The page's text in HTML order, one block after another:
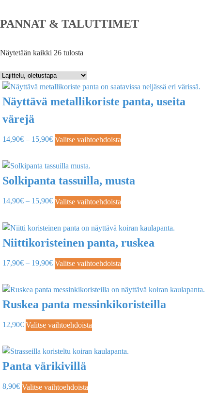
PANNAT & TALUTTIMET
Näytetään kaikki 26 tulosta
Näyttävä metallikoriste panta, useita
värejä
14,90€ – 15,90€ Valitse vaihtoehdoista
Solkipanta tassuilla, musta
14,90€ – 15,90€ Valitse vaihtoehdoista
Niittikoristeinen panta, ruskea
17,90€ – 19,90€ Valitse vaihtoehdoista
Ruskea panta messinkikoristeilla
12,90€ Valitse vaihtoehdoista
Panta värikivillä
8,90€ Valitse vaihtoehdoista